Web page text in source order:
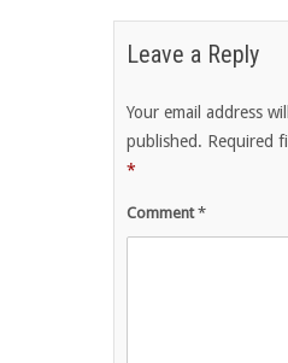
Leave a Reply
Your email address
published. Required
*
Comment*